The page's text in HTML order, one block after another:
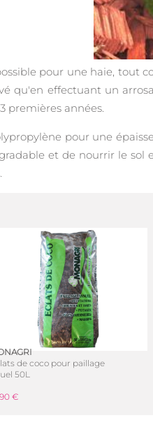
pour une haie, tout
qu'en effectuant un
premières années.
pour une
et de nourrir le
de coco pour paillage
50L
€